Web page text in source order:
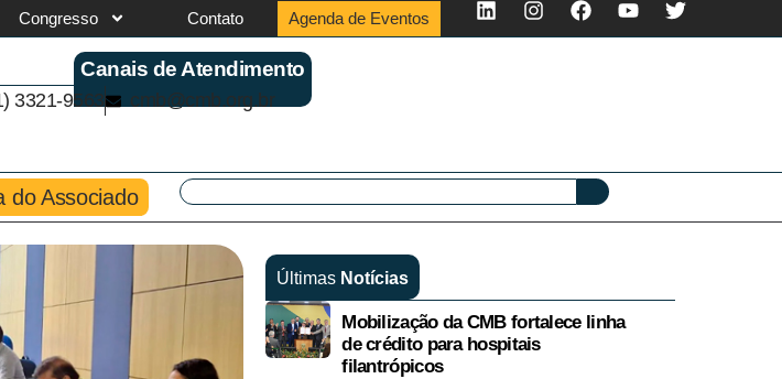
Congresso Contato Agenda de Eventos
Canais de Atendimento
3321-9563 cmb@cmb.org.br
do Associado
Últimas Notícias
Mobilização da CMB fortalece linha
de crédito para hospitais
filantrópicos